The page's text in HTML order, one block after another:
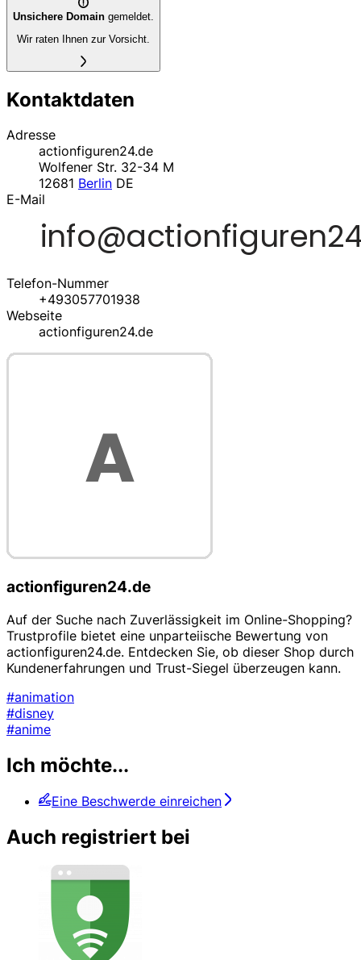
Unsichere Domain gemeldet.
Wir raten Ihnen zur Vorsicht.
Kontaktdaten
Adresse
actionfiguren24.de
Wolfener Str. 32-34 M
12681 Berlin DE
E-Mail
Telefon-Nummer
+493057701938
Webseite
actionfiguren24.de
actionfiguren24.de
Auf der Suche nach Zuverlässigkeit im Online-Shopping?
Trustprofile bietet eine unparteiische Bewertung von
actionfiguren24.de. Entdecken Sie, ob dieser Shop durch
Kundenerfahrungen und Trust-Siegel überzeugen kann.
#animation
#disney
#anime
Ich möchte...
Eine Beschwerde einreichen
Auch registriert bei